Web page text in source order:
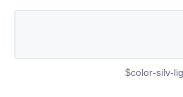
$color-silv-